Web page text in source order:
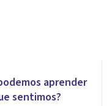
aprender
sentimos?